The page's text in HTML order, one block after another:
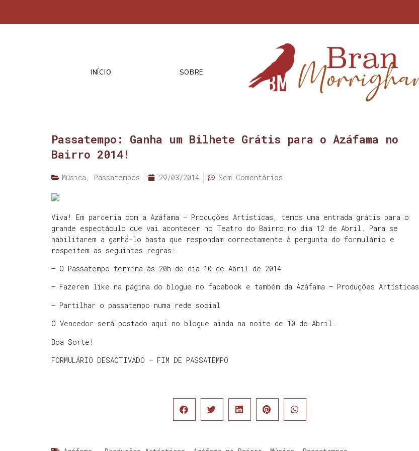
INÍCIO SOBRE
Passatempo: Ganha um Bilhete Grátis para o Azáfama no
Bairro 2014!
Música , Passatempos 29/03/2014 Sem Comentários
Viva! Em parceria com a Azáfama – Produções Artísticas, temos uma entrada grátis para o
grande espectáculo que vai acontecer no Teatro do Bairro no dia 12 de Abril. Para se
habilitarem a ganhá-lo basta que respondam correctamente à pergunta do formulário e
respeitem as seguintes regras:
– O Passatempo termina às 20h de dia 10 de Abril de 2014
– Fazerem like na página do blogue no facebook e também da Azáfama – Produções Artísticas
– Partilhar o passatempo numa rede social
O Vencedor será postado aqui no blogue ainda na noite de 10 de Abril.
Boa Sorte!
FORMULÁRIO DESACTIVADO – FIM DE PASSATEMPO